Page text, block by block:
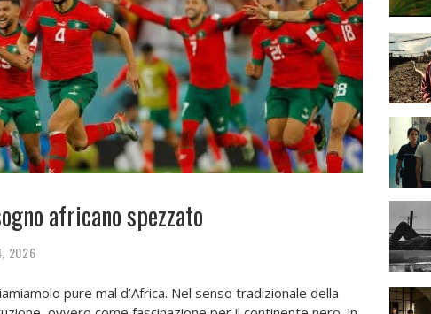
africano spezzato
2026
pure mal d’Africa. Nel senso tradizionale della